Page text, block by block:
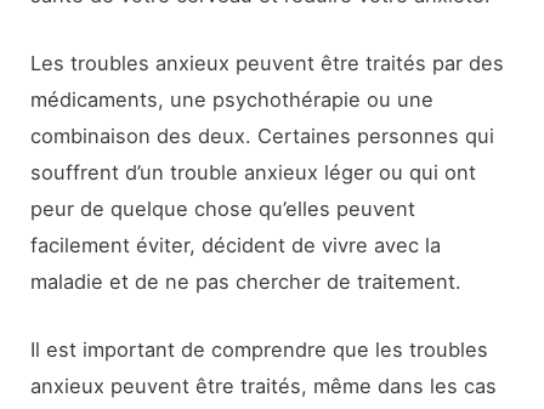
Les troubles anxieux peuvent être traités par des
médicaments, une psychothérapie ou une
combinaison des deux. Certaines personnes qui
souffrent d’un trouble anxieux léger ou qui ont
peur de quelque chose qu’elles peuvent
facilement éviter, décident de vivre avec la
maladie et de ne pas chercher de traitement.
Il est important de comprendre que les troubles
anxieux peuvent être traités, même dans les cas